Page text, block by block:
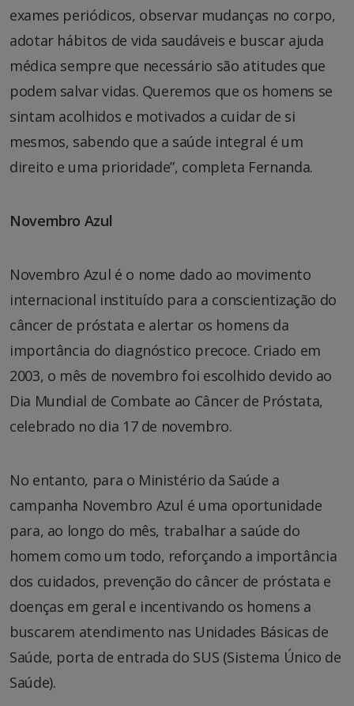
exames periódicos, observar mudanças no corpo,
adotar hábitos de vida saudáveis e buscar ajuda
médica sempre que necessário são atitudes que
podem salvar vidas. Queremos que os homens se
sintam acolhidos e motivados a cuidar de si
mesmos, sabendo que a saúde integral é um
direito e uma prioridade”, completa Fernanda.
Novembro Azul
Novembro Azul é o nome dado ao movimento
internacional instituído para a conscientização do
câncer de próstata e alertar os homens da
importância do diagnóstico precoce. Criado em
2003, o mês de novembro foi escolhido devido ao
Dia Mundial de Combate ao Câncer de Próstata,
celebrado no dia 17 de novembro.
No entanto, para o Ministério da Saúde a
campanha Novembro Azul é uma oportunidade
para, ao longo do mês, trabalhar a saúde do
homem como um todo, reforçando a importância
dos cuidados, prevenção do câncer de próstata e
doenças em geral e incentivando os homens a
buscarem atendimento nas Unidades Básicas de
Saúde, porta de entrada do SUS (Sistema Único de
Saúde).